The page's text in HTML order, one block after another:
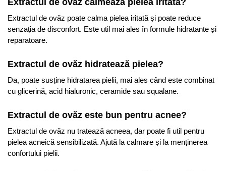
Extractul de ovăz calmează pielea iritată?
Extractul de ovăz poate calma pielea iritată și poate reduce
senzația de disconfort. Este util mai ales în formule hidratante și
reparatoare.
Extractul de ovăz hidratează pielea?
Da, poate susține hidratarea pielii, mai ales când este combinat
cu glicerină, acid hialuronic, ceramide sau squalane.
Extractul de ovăz este bun pentru acnee?
Extractul de ovăz nu tratează acneea, dar poate fi util pentru
pielea acneică sensibilizată. Ajută la calmare și la menținerea
confortului pielii.